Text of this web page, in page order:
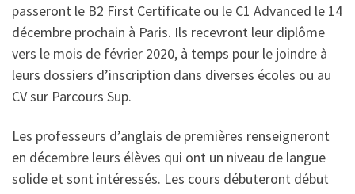
passeront le B2 First Certificate ou le C1 Advanced le 14
décembre prochain à Paris. Ils recevront leur diplôme
vers le mois de février 2020, à temps pour le joindre à
leurs dossiers d’inscription dans diverses écoles ou au
CV sur Parcours Sup.
Les professeurs d’anglais de premières renseigneront
en décembre leurs élèves qui ont un niveau de langue
solide et sont intéressés. Les cours débuteront début